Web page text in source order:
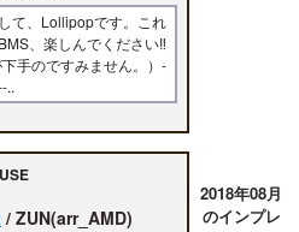
て、Lollipopです。これ
、楽しんでください‼
手のですみません。）-
..
/ ZUN(arr_AMD)
2018年08月
のインプレ